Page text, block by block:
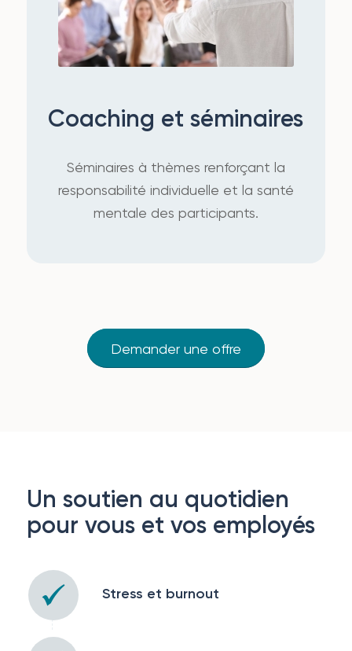
Coaching et séminaires
Séminaires à thèmes renforçant la
responsabilité individuelle et la santé
mentale des participants.
Demander une offre
Un soutien au quotidien
pour vous et vos employés
Stress et burnout